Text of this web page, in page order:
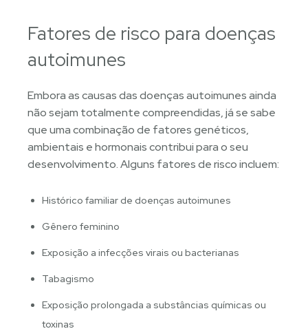
Fatores de risco para doenças
autoimunes
Embora as causas das doenças autoimunes ainda
não sejam totalmente compreendidas, já se sabe
que uma combinação de fatores genéticos,
ambientais e hormonais contribui para o seu
desenvolvimento. Alguns fatores de risco incluem:
Histórico familiar de doenças autoimunes
Gênero feminino
Exposição a infecções virais ou bacterianas
Tabagismo
Exposição prolongada a substâncias químicas ou
toxinas